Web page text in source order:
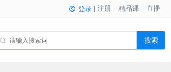
登录 注册 精品课 直播
搜索